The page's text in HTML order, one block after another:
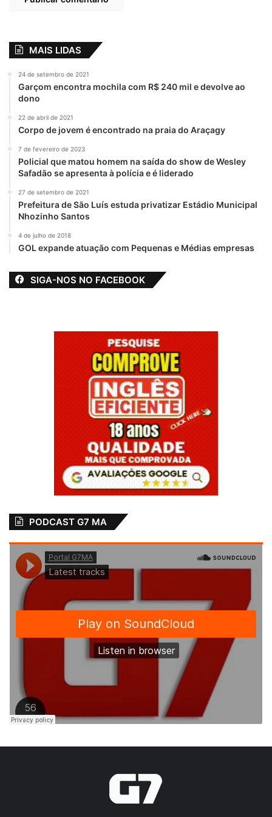
que perderam pais, mães, filhos e amigos.
Aos nossos profissionais da mídia — todas
elas — somos devedores desse heroísmo
profissional.
A grande heroína Imprensa
Liberdade de Imprensa
MAIS LIDAS
24 de setembro de 2021
Garçom encontra mochila com R$ 240 mil e devolve ao
dono
22 de abril de 2021
Corpo de jovem é encontrado na praia do Araçagy
7 de fevereiro de 2023
Policial que matou homem na saída do show de Wesley
Safadão se apresenta à polícia e é liderado
27 de setembro de 2021
Prefeitura de São Luís estuda privatizar Estádio Municipal
Nhozinho Santos
4 de julho de 2018
GOL expande atuação com Pequenas e Médias empresas
SIGA-NOS NO FACEBOOK
PODCAST G7 MA